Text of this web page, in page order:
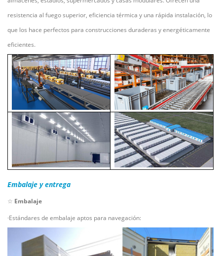
resistencia al fuego superior, eficiencia térmica y una rápida instalación, lo
que los hace perfectos para construcciones duraderas y energéticamente
eficientes.
Embalaje y entrega
☆ Embalaje
·Estándares de embalaje aptos para navegación: